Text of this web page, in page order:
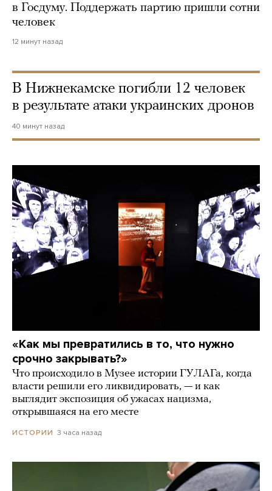
в Госдуму. Поддержать партию пришли сотни
человек
12 минут назад
В Нижнекамске погибли 12 человек
в результате атаки украинских дронов
40 минут назад
«Как мы превратились в то, что нужно
срочно закрывать?»
Что происходило в Музее истории ГУЛАГа, когда
власти решили его ликвидировать, — и как
выглядит экспозиция об ужасах нацизма,
открывшаяся на его месте
ИСТОРИИ 3 часа назад